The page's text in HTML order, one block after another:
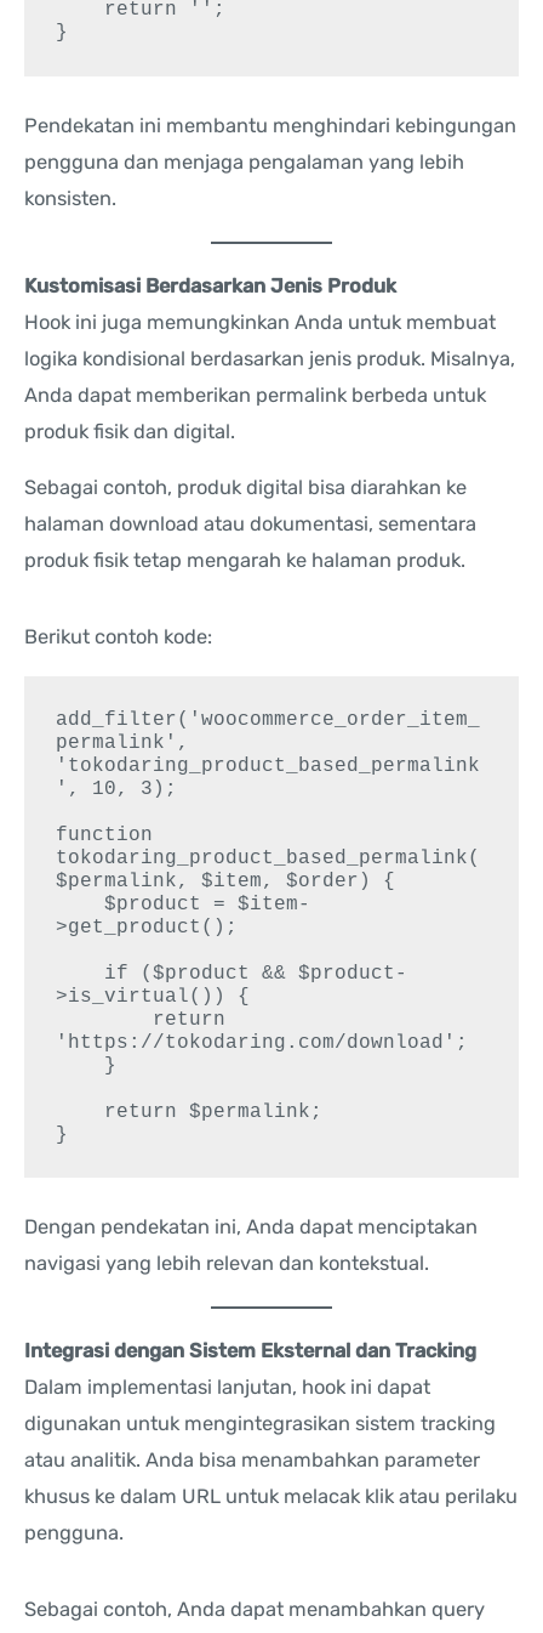
Pendekatan ini membantu menghindari kebingungan
pengguna dan menjaga pengalaman yang lebih
konsisten.
Kustomisasi Berdasarkan Jenis Produk
Hook ini juga memungkinkan Anda untuk membuat
logika kondisional berdasarkan jenis produk. Misalnya,
Anda dapat memberikan permalink berbeda untuk
produk fisik dan digital.
Sebagai contoh, produk digital bisa diarahkan ke
halaman download atau dokumentasi, sementara
produk fisik tetap mengarah ke halaman produk.
Berikut contoh kode:
add_filter('woocommerce_order_item_
permalink',
'tokodaring_product_based_permalink
', 10, 3);
function
tokodaring_product_based_permalink(
$permalink, $item, $order) {
    $product = $item-
>get_product();
>is_virtual()) {
'https://tokodaring.com/download';
Dengan pendekatan ini, Anda dapat menciptakan
navigasi yang lebih relevan dan kontekstual.
Integrasi dengan Sistem Eksternal dan Tracking
Dalam implementasi lanjutan, hook ini dapat
digunakan untuk mengintegrasikan sistem tracking
atau analitik. Anda bisa menambahkan parameter
khusus ke dalam URL untuk melacak klik atau perilaku
pengguna.
Sebagai contoh, Anda dapat menambahkan query